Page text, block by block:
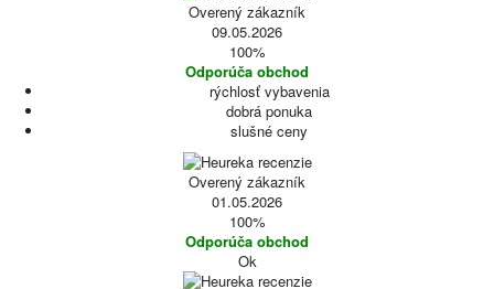
Overený zákazník
09.05.2026
100%
Odporúča obchod
rýchlosť vybavenia
dobrá ponuka
slušné ceny
Overený zákazník
01.05.2026
100%
Odporúča obchod
Ok